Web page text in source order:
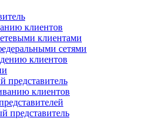
клиентов
клиентами
сетями
клиентов
представитель
клиентов
представитель